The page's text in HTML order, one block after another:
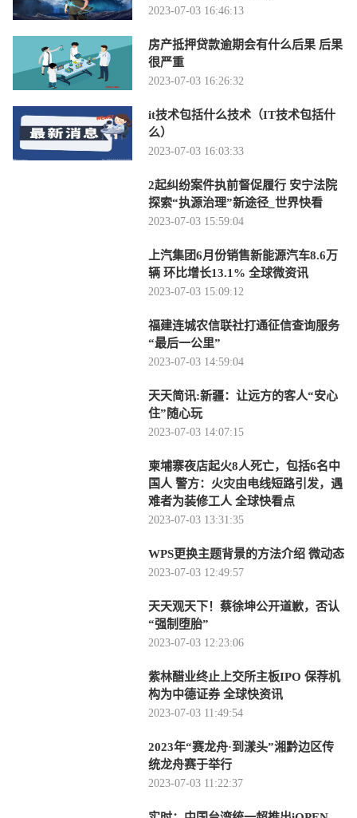
2023-07-03 16:46:13
房产抵押贷款逾期会有什么后果 后果
很严重
2023-07-03 16:26:32
it技术包括什么技术（IT技术包括什
么）
2023-07-03 16:03:33
2起纠纷案件执前督促履行 安宁法院
探索“执源治理”新途径_世界快看
2023-07-03 15:59:04
上汽集团6月份销售新能源汽车8.6万
辆 环比增长13.1% 全球微资讯
2023-07-03 15:09:12
福建连城农信联社打通征信查询服务
“最后一公里”
2023-07-03 14:59:04
天天简讯:新疆：让远方的客人“安心
住”随心玩
2023-07-03 14:07:15
柬埔寨夜店起火8人死亡，包括6名中
国人 警方：火灾由电线短路引发，遇
难者为装修工人 全球快看点
2023-07-03 13:31:35
WPS更换主题背景的方法介绍 微动态
2023-07-03 12:49:57
天天观天下！蔡徐坤公开道歉，否认
“强制堕胎”
2023-07-03 12:23:06
紫林醋业终止上交所主板IPO 保荐机
构为中德证券 全球快资讯
2023-07-03 11:49:54
2023年“赛龙舟·到漾头”湘黔边区传
统龙舟赛于举行
2023-07-03 11:22:37